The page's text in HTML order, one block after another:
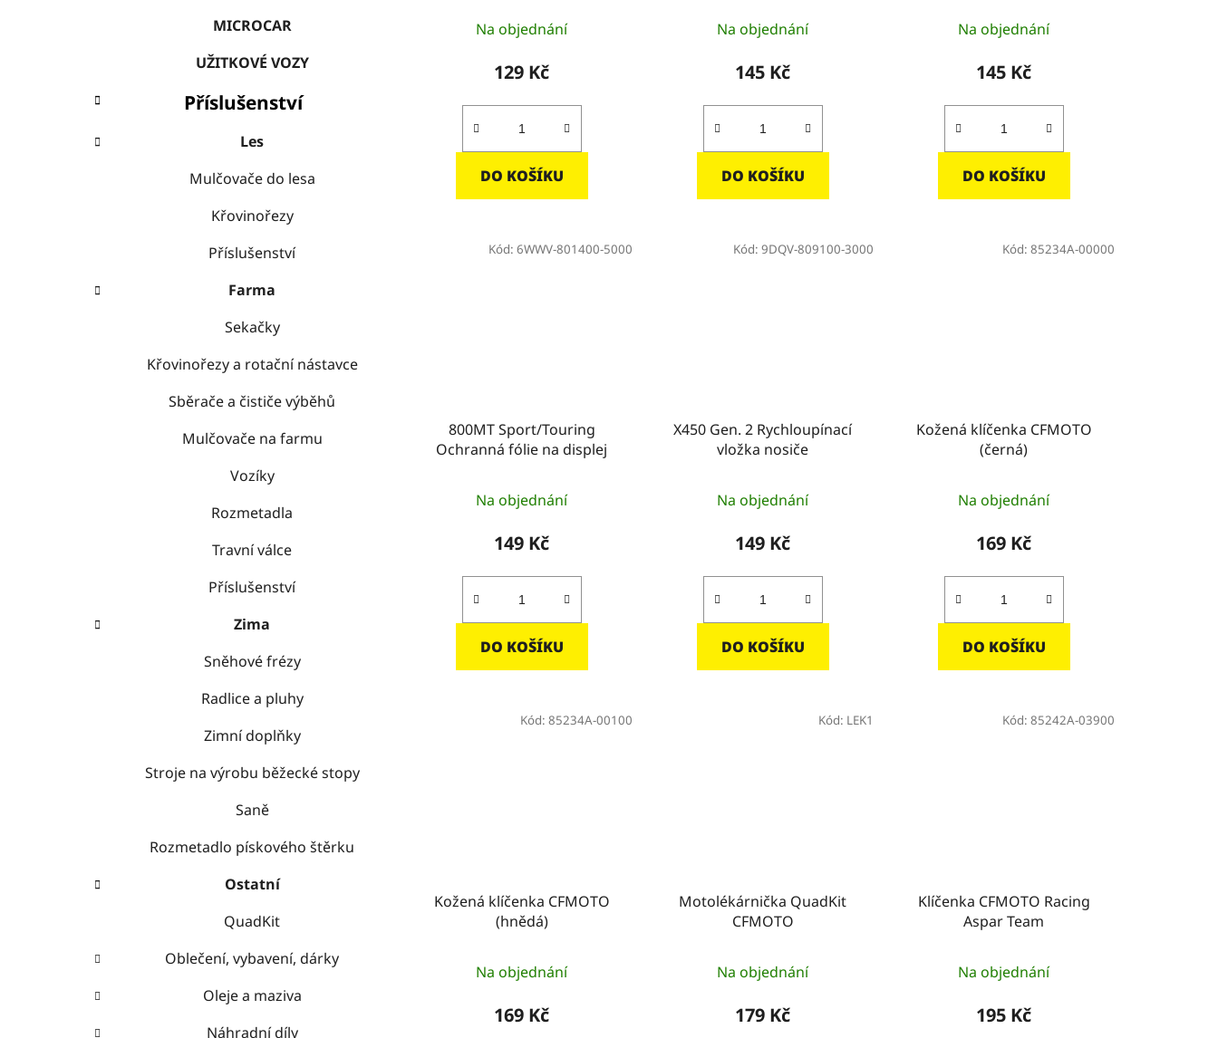
MICROCAR
UŽITKOVÉ VOZY
Příslušenství
Les
Mulčovače do lesa
Křovinořezy
Příslušenství
Farma
Sekačky
Křovinořezy a rotační nástavce
Sběrače a čističe výběhů
Mulčovače na farmu
Vozíky
Rozmetadla
Travní válce
Příslušenství
Zima
Sněhové frézy
Radlice a pluhy
Zimní doplňky
Stroje na výrobu běžecké stopy
Saně
Rozmetadlo pískového štěrku
Ostatní
QuadKit
Oblečení, vybavení, dárky
Oleje a maziva
Náhradní díly
Na objednání
129 Kč
DO KOŠÍKU
Na objednání
145 Kč
DO KOŠÍKU
Na objednání
145 Kč
DO KOŠÍKU
800MT Sport/Touring
Ochranná fólie na displej
Na objednání
149 Kč
DO KOŠÍKU
Kód: 6WWV-801400-5000
X450 Gen. 2 Rychloupínací
vložka nosiče
Na objednání
149 Kč
DO KOŠÍKU
Kód: 9DQV-809100-3000
Kožená klíčenka CFMOTO
(černá)
Na objednání
169 Kč
DO KOŠÍKU
Kód: 85234A-00000
Kožená klíčenka CFMOTO
(hnědá)
Na objednání
169 Kč
Kód: 85234A-00100
Motolékárnička QuadKit
CFMOTO
Na objednání
179 Kč
Kód: LEK1
Klíčenka CFMOTO Racing
Aspar Team
Na objednání
195 Kč
Kód: 85242A-03900